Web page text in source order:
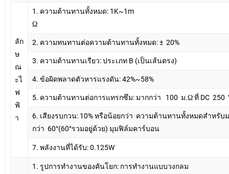
ลัก
ษ
ณ
ะไ
ฟ
ฟ้
า
1. ความต้านทานทั้งหมด: 1K~1m
Ω
2. ความทนทานต่อความต้านทานทั้งหมด: ± 20%
3. ความต้านทานเรียว: ประเภท B (เป็นเส้นตรง)
4. ข้อผิดพลาดตัวหารแรงดัน: 42%~58%
5. ความต้านทานต่อการแทรกซึม: มากกว่า 100 ม.Ω ที่ DC 250
6. เสียงรบกวน: 10% หรือน้อยกว่า ความต้านทานทั้งหมดสำหรับ
กว่า 60°(60°รวมอยู่ด้วย) มุมฟิล์มคาร์บอน
7. พลังงานที่ได้รับ: 0.125W
1. รูปการทำงานของคันโยก: การทำงานแบบวงกลม